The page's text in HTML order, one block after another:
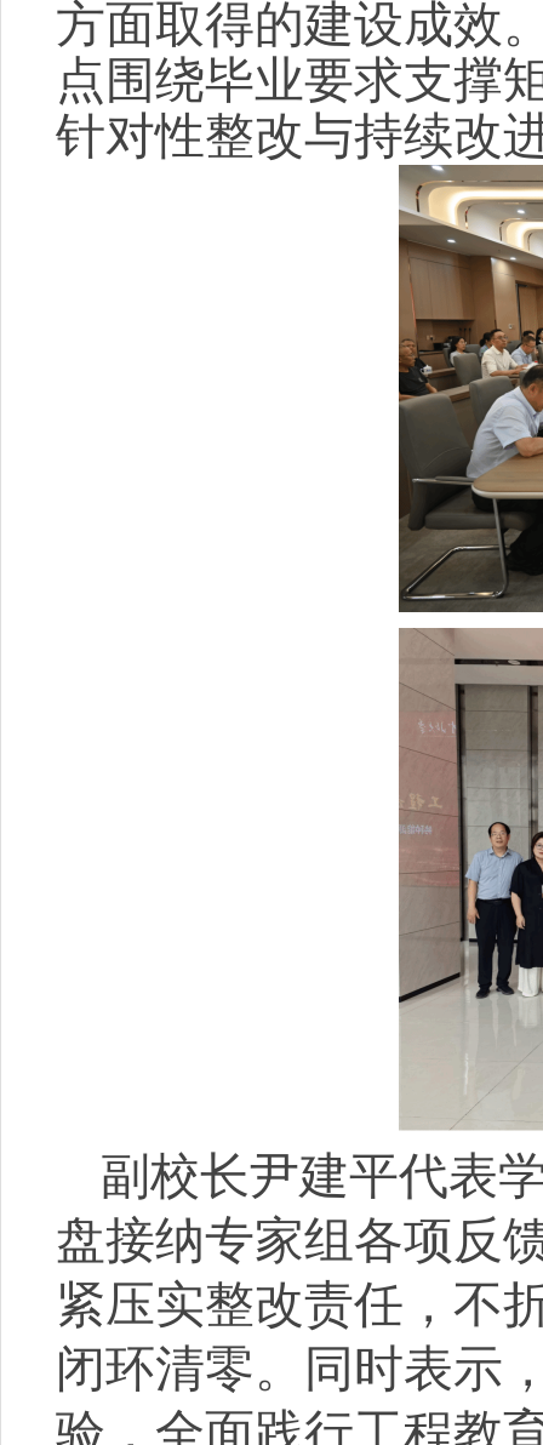
方面取得的建设成效
点围绕毕业要求支撑
针对性整改与持续改
副校长尹建平代表
盘接纳专家组各项反
紧压实整改责任，不
闭环清零。同时表示
验，全面践行工程教